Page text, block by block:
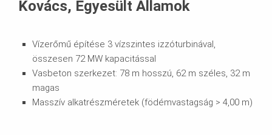
Kovács, Egyesült Államok
Vízerőmű építése 3 vízszintes izzóturbinával,
összesen 72 MW kapacitással
Vasbeton szerkezet: 78 m hosszú, 62 m széles, 32 m
magas
Masszív alkatrészméretek (födémvastagság > 4,00 m)